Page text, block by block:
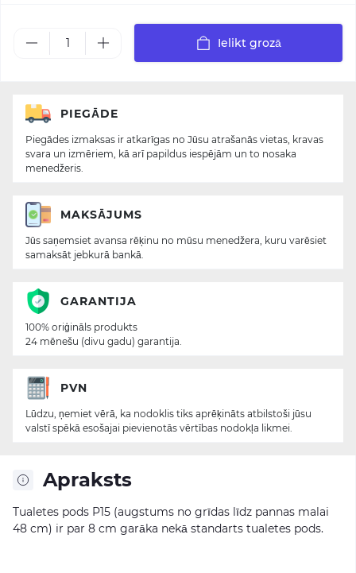
Ielikt grozā
Apraksts
Tualetes pods P15 (augstums no grīdas līdz pannas malai
48 cm) ir par 8 cm garāka nekā standarts tualetes pods.
PIEGĀDE
Piegādes izmaksas ir atkarīgas no Jūsu atrašanās vietas, kravas
svara un izmēriem, kā arī papildus iespējām un to nosaka
menedžeris.
MAKSĀJUMS
Jūs saņemsiet avansa rēķinu no mūsu menedžera, kuru varēsiet
samaksāt jebkurā bankā.
GARANTIJA
100% oriģināls produkts
24 mēnešu (divu gadu) garantija.
PVN
Lūdzu, ņemiet vērā, ka nodoklis tiks aprēķināts atbilstoši jūsu
valstī spēkā esošajai pievienotās vērtības nodokļa likmei.